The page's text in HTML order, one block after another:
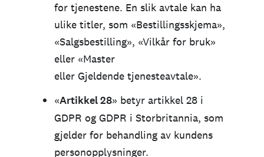
for tjenestene. En slik avtale kan ha
ulike titler, som «Bestillingsskjema»,
«Salgsbestilling», «Vilkår for bruk»
eller «Master
eller Gjeldende tjenesteavtale».
«Artikkel 28» betyr artikkel 28 i
GDPR og GDPR i Storbritannia, som
gjelder for behandling av kundens
personopplysninger.